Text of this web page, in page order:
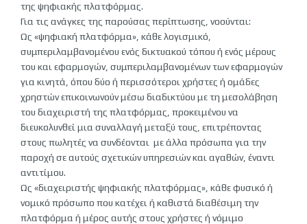
της ψηφιακής πλατφόρμας.
Για τις ανάγκες της παρούσας περίπτωσης, νοούνται:
Ως «ψηφιακή πλατφόρμα», κάθε λογισμικό,
συμπεριλαμβανομένου ενός δικτυακού τόπου ή ενός μέρους
του και εφαρμογών, συμπεριλαμβανομένων των εφαρμογών
για κινητά, όπου δύο ή περισσότεροι χρήστες ή ομάδες
χρηστών επικοινωνούν μέσω διαδικτύου με τη μεσολάβηση
του διαχειριστή της πλατφόρμας, προκειμένου να
διευκολυνθεί μια συναλλαγή μεταξύ τους, επιτρέποντας
στους πωλητές να συνδέονται με άλλα πρόσωπα για την
παροχή σε αυτούς σχετικών υπηρεσιών και αγαθών, έναντι
αντιτίμου.
Ως «διαχειριστής ψηφιακής πλατφόρμας», κάθε φυσικό ή
νομικό πρόσωπο που κατέχει ή καθιστά διαθέσιμη την
πλατφόρμα ή μέρος αυτής στους χρήστες ή νόμιμο